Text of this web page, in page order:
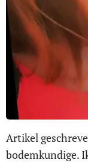
Artikel
bodemkundige.